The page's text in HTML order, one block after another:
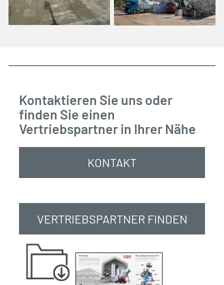
Kontaktieren Sie uns oder
finden Sie einen
Vertriebspartner in Ihrer Nähe
KONTAKT
VERTRIEBSPARTNER FINDEN